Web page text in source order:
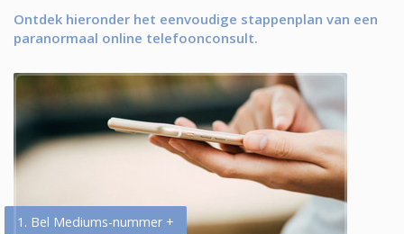
Ontdek hieronder het eenvoudige stappenplan van een
paranormaal online telefoonconsult.
1. Bel Mediums-nummer +